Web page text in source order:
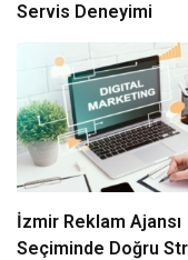
Servis Deneyimi
İzmir Reklam Ajansı
Seçiminde Doğru